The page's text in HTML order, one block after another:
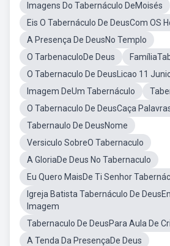
Imagens Do Tabernáculo DeMoisés
Eis O Tabernáculo De DeusCom OS
A Presença De DeusNo Templo
O TarbenaculoDe Deus
O Tabernaculo De DeusLicao 11
Imagem DeUm Tabernáculo
O Tabernaculo De DeusCaça
Tabernaulo De DeusNome
Versiculo SobreO Tabernaculo
A GloriaDe Deus No Tabernaculo
Eu Quero MaisDe Ti Senhor
Igreja Batista Tabernáculo De
Imagem
Tabernaculo De DeusPara Aula De
A Tenda Da PresençaDe Deus